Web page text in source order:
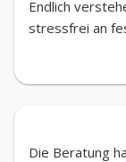
Endlich
stressfrei an
Die Beratung